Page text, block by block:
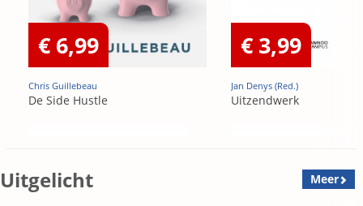
€ 6,99
Chris Guillebeau
De Side Hustle
€ 3,99
Jan Denys (Red.)
Uitzendwerk
Uitgelicht Meer